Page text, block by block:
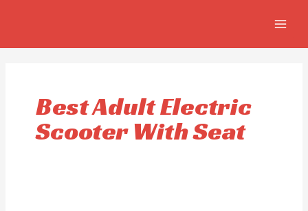
Best Adult Electric
Scooter With Seat